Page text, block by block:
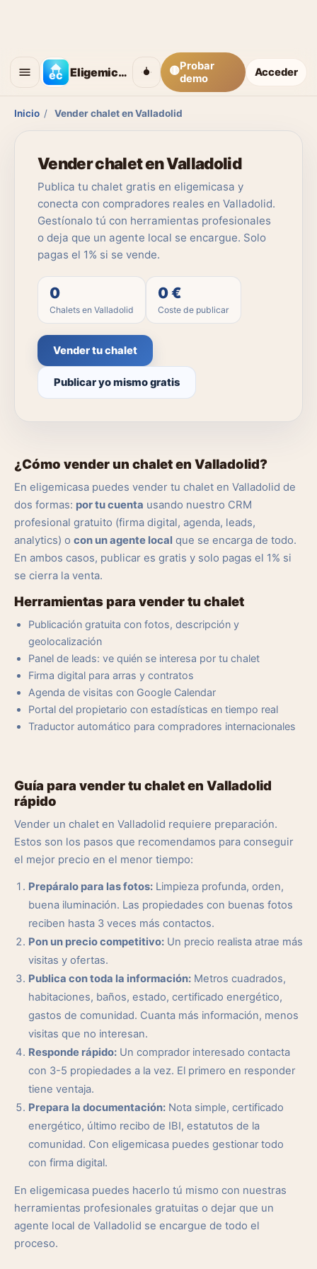
Eligemicasa 🟡Probar
demo
Acceder
Inicio / Vender chalet en Valladolid
Vender chalet en Valladolid
Publica tu chalet gratis en eligemicasa y
conecta con compradores reales en Valladolid.
Gestíonalo tú con herramientas profesionales
o deja que un agente local se encargue. Solo
pagas el 1% si se vende.
0
Chalets en Valladolid
0 €
Coste de publicar
Vender tu chalet
Publicar yo mismo gratis
¿Cómo vender un chalet en Valladolid?
En eligemicasa puedes vender tu chalet en Valladolid de
dos formas: por tu cuenta usando nuestro CRM
profesional gratuito (firma digital, agenda, leads,
analytics) o con un agente local que se encarga de todo.
En ambos casos, publicar es gratis y solo pagas el 1% si
se cierra la venta.
Herramientas para vender tu chalet
Publicación gratuita con fotos, descripción y
geolocalización
Panel de leads: ve quién se interesa por tu chalet
Firma digital para arras y contratos
Agenda de visitas con Google Calendar
Portal del propietario con estadísticas en tiempo real
Traductor automático para compradores internacionales
Guía para vender tu chalet en Valladolid
rápido
Vender un chalet en Valladolid requiere preparación.
Estos son los pasos que recomendamos para conseguir
el mejor precio en el menor tiempo:
Prepáralo para las fotos: Limpieza profunda, orden,
buena iluminación. Las propiedades con buenas fotos
reciben hasta 3 veces más contactos.
Pon un precio competitivo: Un precio realista atrae más
visitas y ofertas.
Publica con toda la información: Metros cuadrados,
habitaciones, baños, estado, certificado energético,
gastos de comunidad. Cuanta más información, menos
visitas que no interesan.
Responde rápido: Un comprador interesado contacta
con 3-5 propiedades a la vez. El primero en responder
tiene ventaja.
Prepara la documentación: Nota simple, certificado
energético, último recibo de IBI, estatutos de la
comunidad. Con eligemicasa puedes gestionar todo
con firma digital.
En eligemicasa puedes hacerlo tú mismo con nuestras
herramientas profesionales gratuitas o dejar que un
agente local de Valladolid se encargue de todo el
proceso.